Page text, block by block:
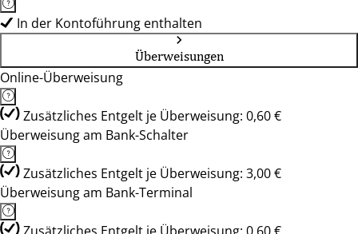
In der Kontoführung enthalten
Überweisungen
Online-Überweisung
Zusätzliches Entgelt je Überweisung: 0,60 €
Überweisung am Bank-Schalter
Zusätzliches Entgelt je Überweisung: 3,00 €
Überweisung am Bank-Terminal